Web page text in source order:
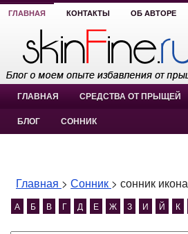
ГЛАВНАЯ КОНТАКТЫ ОБ АВТОРЕ
ГЛАВНАЯ СРЕДСТВА ОТ ПРЫЩЕЙ
БЛОГ СОННИК
Главная > Сонник > сонник
А Б В Г Д Е Ж З И Й К